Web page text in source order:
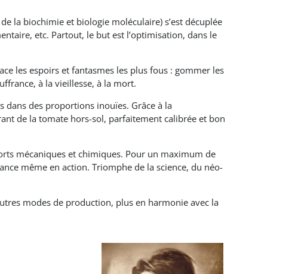
la biochimie et biologie moléculaire) s’est décuplée
etc. Partout, le but est l’optimisation, dans le
les espoirs et fantasmes les plus fous : gommer les
à la vieillesse, à la mort.
dans des proportions inouïes. Grâce à la
de la tomate hors-sol, parfaitement calibrée et bon
mécaniques et chimiques. Pour un maximum de
même en action. Triomphe de la science, du néo-
modes de production, plus en harmonie avec la